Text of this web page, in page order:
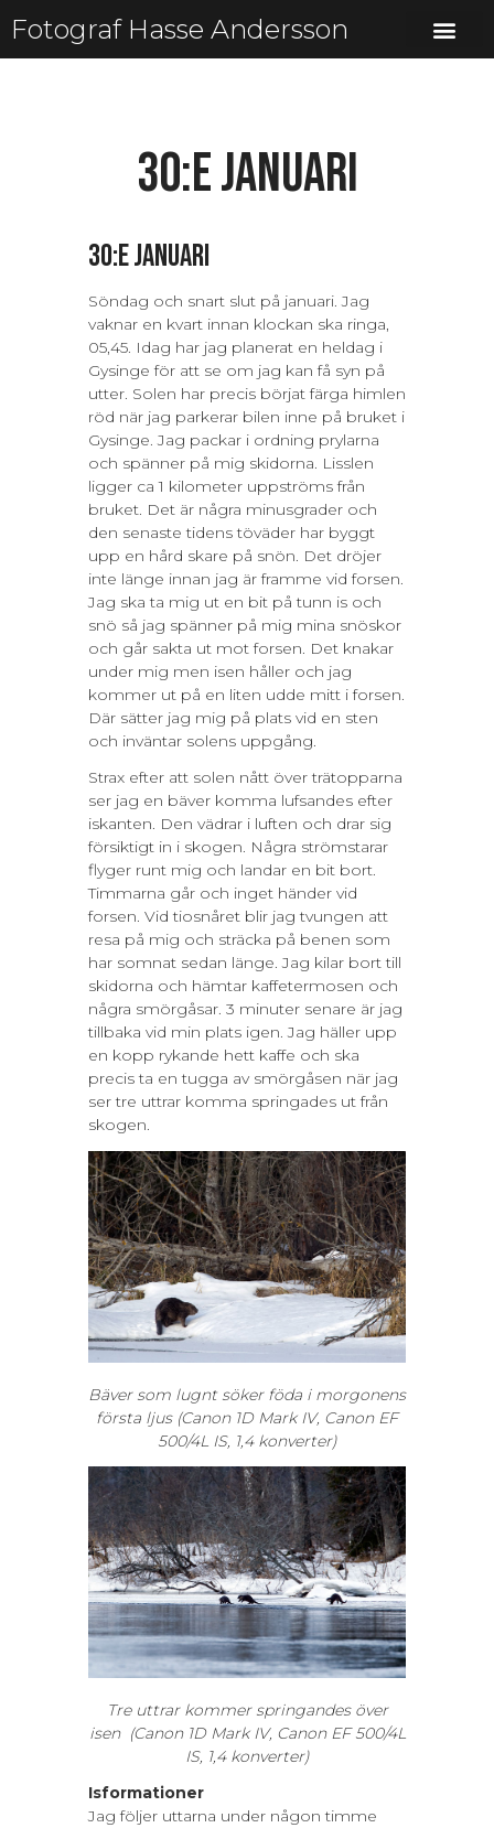
Fotograf Hasse Andersson
30:e januari
30:e januari
Söndag och snart slut på januari. Jag
vaknar en kvart innan klockan ska ringa,
05,45. Idag har jag planerat en heldag i
Gysinge för att se om jag kan få syn på
utter. Solen har precis börjat färga himlen
röd när jag parkerar bilen inne på bruket i
Gysinge. Jag packar i ordning prylarna
och spänner på mig skidorna. Lisslen
ligger ca 1 kilometer uppströms från
bruket. Det är några minusgrader och
den senaste tidens töväder har byggt
upp en hård skare på snön. Det dröjer
inte länge innan jag är framme vid forsen.
Jag ska ta mig ut en bit på tunn is och
snö så jag spänner på mig mina snöskor
och går sakta ut mot forsen. Det knakar
under mig men isen håller och jag
kommer ut på en liten udde mitt i forsen.
Där sätter jag mig på plats vid en sten
och inväntar solens uppgång.
Strax efter att solen nått över trätopparna
ser jag en bäver komma lufsandes efter
iskanten. Den vädrar i luften och drar sig
försiktigt in i skogen. Några strömstarar
flyger runt mig och landar en bit bort.
Timmarna går och inget händer vid
forsen. Vid tiosnåret blir jag tvungen att
resa på mig och sträcka på benen som
har somnat sedan länge. Jag kilar bort till
skidorna och hämtar kaffetermosen och
några smörgåsar. 3 minuter senare är jag
tillbaka vid min plats igen. Jag häller upp
en kopp rykande hett kaffe och ska
precis ta en tugga av smörgåsen när jag
ser tre uttrar komma springades ut från
skogen.
Bäver som lugnt söker föda i morgonens
första ljus (Canon 1D Mark IV, Canon EF
500/4L IS, 1,4 konverter)
Tre uttrar kommer springandes över
isen (Canon 1D Mark IV, Canon EF 500/4L
IS, 1,4 konverter)
Isformationer
Jag följer uttarna under någon timme